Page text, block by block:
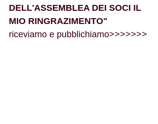
DELL'ASSEMBLEA DEI SOCI IL
MIO RINGRAZIMENTO"
riceviamo e pubblichiamo>>>>>>>